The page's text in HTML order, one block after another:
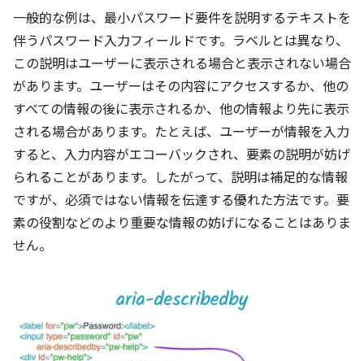
一般的な例は、最小パスワード要件を説明するテキストを
伴うパスワード入力フィールドです。ラベルとは異なり、
この説明はユーザーに表示される場合と表示されない場合
があります。ユーザーはその内容にアクセスするか、他の
すべての情報の後に表示されるか、他の情報より先に表示
される場合があります。たとえば、ユーザーが情報を入力
すると、入力内容がエコーバックされ、要素の説明が妨げ
られることがあります。したがって、説明は補足的な情報
ですが、必須ではない情報を伝達する優れた方法です。要
素の役割などのより重要な情報の妨げになることはありま
せん。